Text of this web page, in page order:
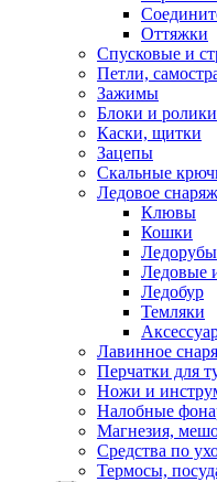
Оттяжки
Спусковые и
Петли,
Зажимы
Блоки и ролики
Каски, щитки
Зацепы
Скальные
Ледовое
Клювы
Кошки
Ледорубы
Ледовые
Ледобур
Темляки
Лавинное
Перчатки для
Ножи и
Налобные
Магнезия,
Средства по
Термосы,